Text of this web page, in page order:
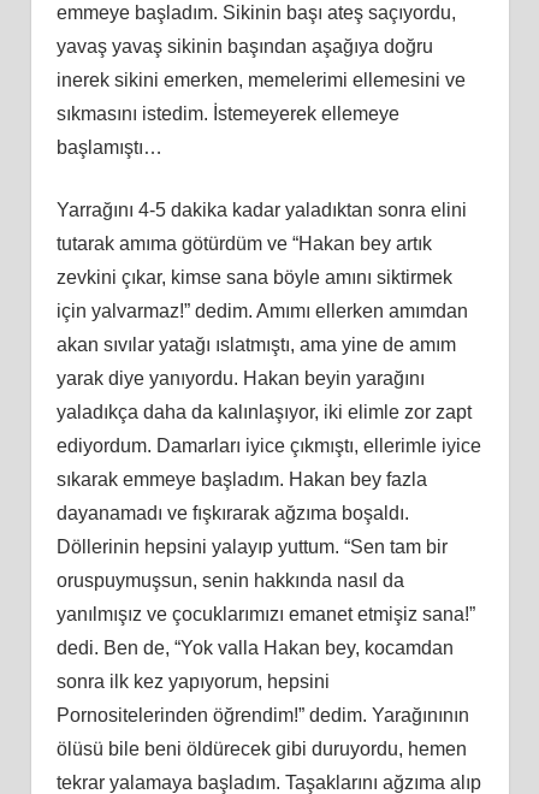
emmeye başladım. Sikinin başı ateş saçıyordu,
yavaş yavaş sikinin başından aşağıya doğru
inerek sikini emerken, memelerimi ellemesini ve
sıkmasını istedim. İstemeyerek ellemeye
başlamıştı…
Yarrağını 4-5 dakika kadar yaladıktan sonra elini
tutarak amıma götürdüm ve “Hakan bey artık
zevkini çıkar, kimse sana böyle amını siktirmek
için yalvarmaz!” dedim. Amımı ellerken amımdan
akan sıvılar yatağı ıslatmıştı, ama yine de amım
yarak diye yanıyordu. Hakan beyin yarağını
yaladıkça daha da kalınlaşıyor, iki elimle zor zapt
ediyordum. Damarları iyice çıkmıştı, ellerimle iyice
sıkarak emmeye başladım. Hakan bey fazla
dayanamadı ve fışkırarak ağzıma boşaldı.
Döllerinin hepsini yalayıp yuttum. “Sen tam bir
oruspuymuşsun, senin hakkında nasıl da
yanılmışız ve çocuklarımızı emanet etmişiz sana!”
dedi. Ben de, “Yok valla Hakan bey, kocamdan
sonra ilk kez yapıyorum, hepsini
Pornositelerinden öğrendim!” dedim. Yarağınının
ölüsü bile beni öldürecek gibi duruyordu, hemen
tekrar yalamaya başladım. Taşaklarını ağzıma alıp